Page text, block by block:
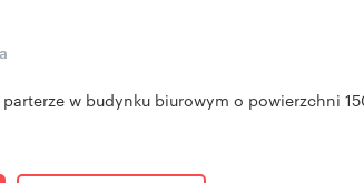
w budynku biurowym o powierzchni